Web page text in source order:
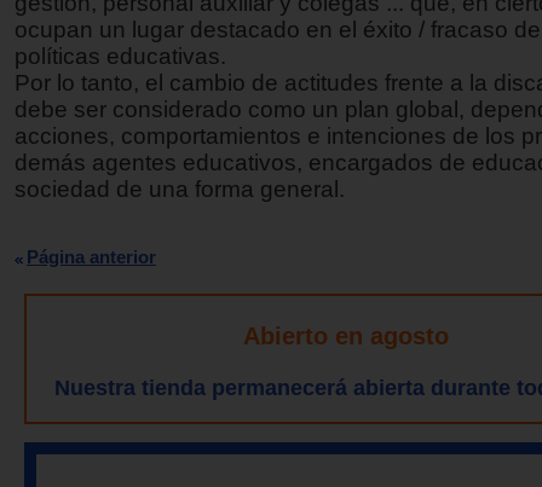
ocupan un lugar destacado en el éxito / fracaso
políticas educativas.
Por lo tanto, el cambio de actitudes frente a la
debe ser considerado como un plan global,
acciones, comportamientos e intenciones de los
demás agentes educativos, encargados de
sociedad de una forma general.
Página anterior
Abierto en agosto
Nuestra tienda permanecerá abierta durante